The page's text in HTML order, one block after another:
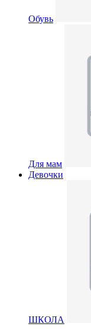
Обувь
Для мам
Девочки
ШКОЛА